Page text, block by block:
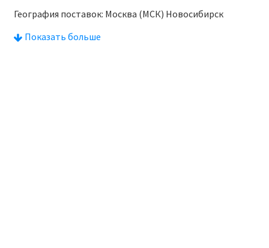
География поставок: Москва (МСК) Новосибирск
Челябинск Уфа Самара Ростов-на-Дону Краснодар Омск
Показать больше